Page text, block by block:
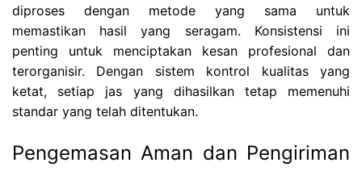
diproses dengan metode yang sama untuk
memastikan hasil yang seragam. Konsistensi ini
penting untuk menciptakan kesan profesional dan
terorganisir. Dengan sistem kontrol kualitas yang
ketat, setiap jas yang dihasilkan tetap memenuhi
standar yang telah ditentukan.
Pengemasan Aman dan Pengiriman